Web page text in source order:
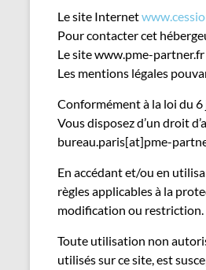
Le site Internet
Pour contacter cet
Le site www.pme-partner.fr
Les mentions légales
Conformément à la loi du
Vous disposez d’un droit
bureau.paris[at]pme-
En accédant et/ou en
règles applicables à la
modification ou restriction.
Toute utilisation non
utilisés sur ce site, est